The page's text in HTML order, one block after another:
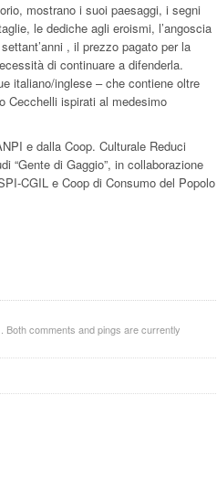
mostrano i suoi paesaggi, i segni
le dediche agli eroismi, l’angoscia
, il prezzo pagato per la
di continuare a difenderla.
italiano/inglese – che contiene oltre
Cecchelli ispirati al medesimo
e dalla Coop. Culturale Reduci
“Gente di Gaggio”, in collaborazione
CGIL e Coop di Consumo del Popolo
. Both comments and pings are currently